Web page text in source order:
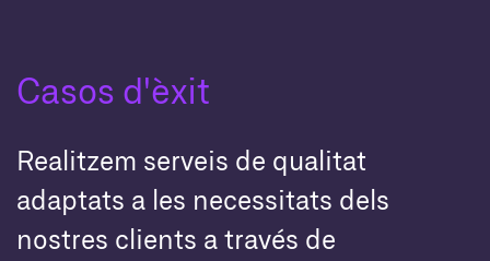
Casos d'èxit
Realitzem serveis de qualitat
adaptats a les necessitats dels
nostres clients a través de